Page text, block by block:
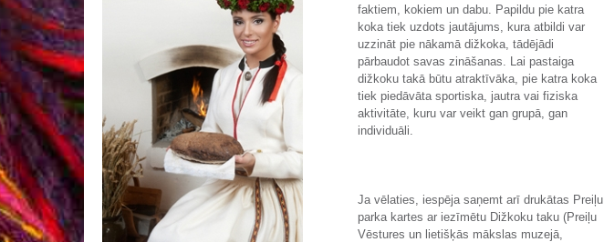
faktiem, kokiem un dabu. Papildu pie katra
koka tiek uzdots jautājums, kura atbildi var
uzzināt pie nākamā dižkoka, tādējādi
pārbaudot savas zināšanas. Lai pastaiga
dižkoku takā būtu atraktīvāka, pie katra koka
tiek piedāvāta sportiska, jautra vai fiziska
aktivitāte, kuru var veikt gan grupā, gan
individuāli.
Ja vēlaties, iespēja saņemt arī drukātas Preiļu
parka kartes ar iezīmētu Dižkoku taku (Preiļu
Vēstures un lietišķās mākslas muzejā,